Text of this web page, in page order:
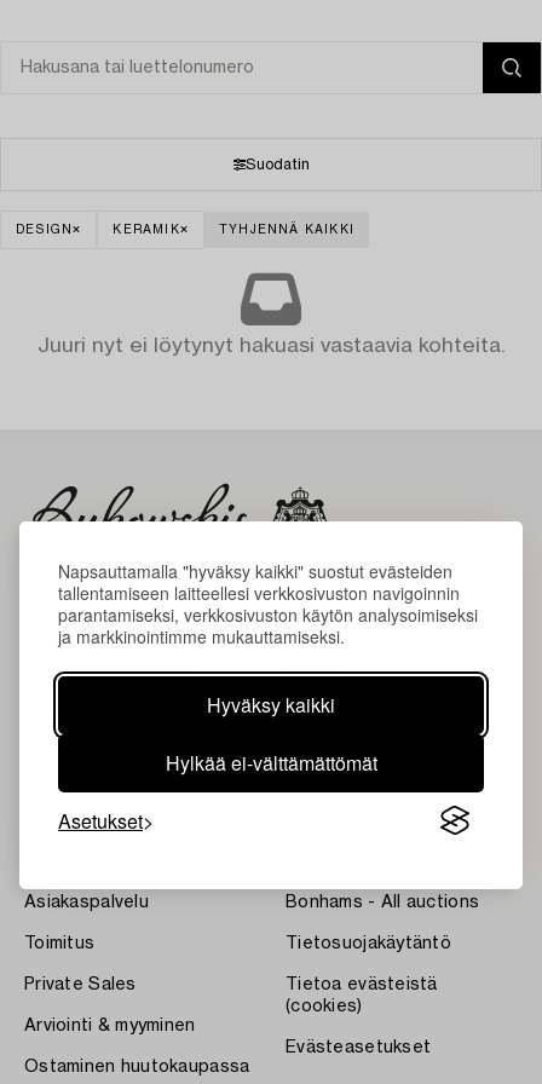
Napsauttamalla "hyväksy kaikki" suostut evästeiden
tallentamiseen laitteellesi verkkosivuston navigoinnin
parantamiseksi, verkkosivuston käytön analysoimiseksi
ja markkinointimme mukauttamiseksi.
Hyväksy kaikki
Hylkää ei-välttämättömät
Asetukset
Suodatin
DESIGN KERAMIK TYHJENNÄ KAIKKI
Juuri nyt ei löytynyt hakuasi vastaavia kohteita.
Tietoa Bukowskista
asiantuntijoihimme
Uutiset
Asiakaspalvelu
Toimitus
Private Sales
Arviointi & myyminen
Ostaminen huutokaupassa
Ehdot
Bukipedia
Systembolaget's Wine and
Bonhams - All auctions
Tietosuojakäytäntö
Tietoa evästeistä
(cookies)
Evästeasetukset